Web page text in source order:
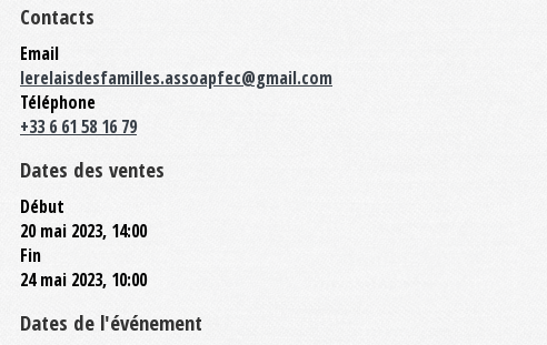
Contacts
Email
lerelaisdesfamilles.assoapfec@gmail.com
Téléphone
+33 6 61 58 16 79
Dates des ventes
Début
20 mai 2023, 14:00
Fin
24 mai 2023, 10:00
Dates de l'événement